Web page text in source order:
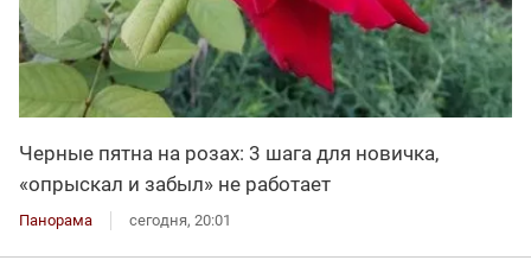
Черные пятна на розах: 3 шага для новичка,
«опрыскал и забыл» не работает
Панорама сегодня, 20:01